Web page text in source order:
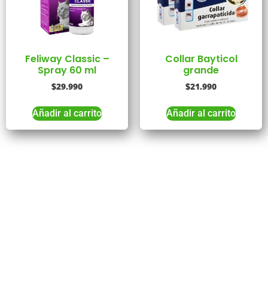
Feliway Classic –
Spray 60 ml
$29.990
Añadir al carrito
Collar Bayticol
grande
$21.990
Añadir al carrito